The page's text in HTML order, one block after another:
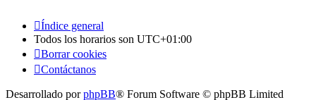
Índice general
Todos los horarios son UTC+01:00
Borrar cookies
Contáctanos
Desarrollado porphpBB® Forum Software © phpBB Limited